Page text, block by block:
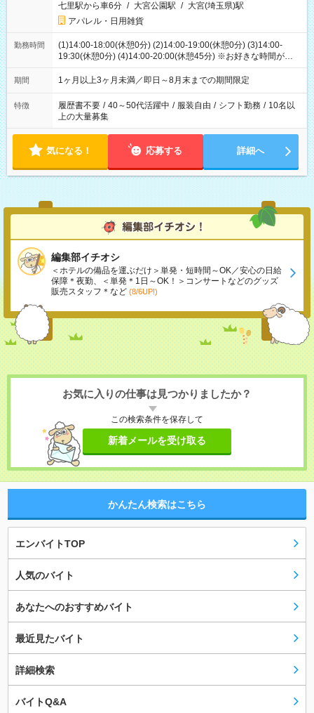
七里駅から車6分 / 大宮公園駅 / 大宮(埼玉県)駅
アパレル・日用雑貨
勤務時間
(1)14:00-18:00(休憩0分) (2)14:00-19:00(休憩0分) (3)14:00-
19:30(休憩0分) (4)14:00-20:00(休憩45分) ※お好きな時間が選べ
ます
期間 1ヶ月以上3ヶ月未満／即日～8月末までの期間限定
特徴 履歴書不要 / 40～50代活躍中 / 服装自由 / シフト勤務 / 10名以
上の大量募集
気になる！ 応募する 詳細へ
編集部イチオシ
＜ホテルの備品を運ぶだけ＞単発・短時間～OK／安心の日給
保障＊夜勤、＜単発＊1日～OK！＞コンサートなどのグッズ
販売スタッフ＊など (8/6UP!)
お気に入りの仕事は見つかりましたか？
この検索条件を保存して
新着メールを受け取る
かんたん検索はこちら
エンバイトTOP
人気のバイト
あなたへのおすすめバイト
最近見たバイト
詳細検索
バイトQ&A